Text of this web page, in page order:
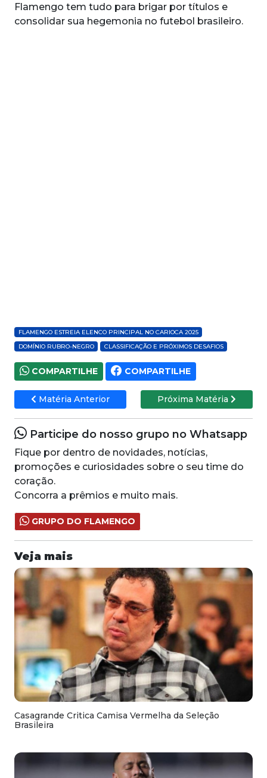
Flamengo tem tudo para brigar por títulos e
consolidar sua hegemonia no futebol brasileiro.
FLAMENGO ESTREIA ELENCO PRINCIPAL NO CARIOCA 2025
DOMÍNIO RUBRO-NEGRO
CLASSIFICAÇÃO E PRÓXIMOS DESAFIOS
COMPARTILHE COMPARTILHE
Matéria Anterior Próxima Matéria
Participe do nosso grupo no Whatsapp
Fique por dentro de novidades, notícias,
promoções e curiosidades sobre o seu time do
coração.
Concorra a prêmios e muito mais.
GRUPO DO FLAMENGO
Veja mais
Casagrande Critica Camisa Vermelha da Seleção
Brasileira